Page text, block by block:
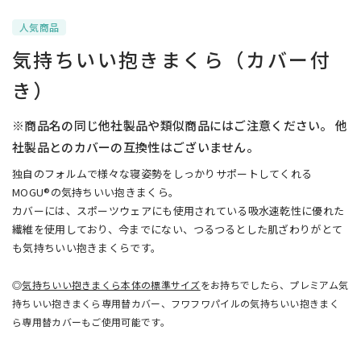
人気商品
気持ちいい抱きまくら（カバー付
き）
※商品名の同じ他社製品や類似商品にはご注意ください。 他
社製品とのカバーの互換性はございません。
独自のフォルムで様々な寝姿勢をしっかりサポートしてくれる
MOGU®の気持ちいい抱きまくら。
カバーには、スポーツウェアにも使用されている吸水速乾性に優れた
繊維を使用しており、今までにない、つるつるとした肌ざわりがとて
も気持ちいい抱きまくらです。
◎気持ちいい抱きまくら本体の標準サイズをお持ちでしたら、プレミアム気
持ちいい抱きまくら専用替カバー、フワフワパイルの気持ちいい抱きまく
ら専用替カバーもご使用可能です。